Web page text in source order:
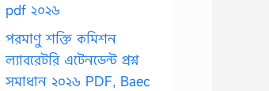
pdf ২০২৬
পরমাণু শক্তি কমিশন
ল্যাবরেটরি এটেনডেন্ট প্রশ্ন
সমাধান ২০২৬ PDF, Baec